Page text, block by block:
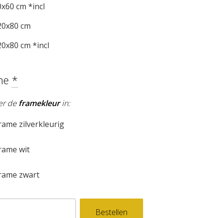
cm *incl
cm
cm *incl
*
deframekleurin:
zilverkleurig
wit
zwart
Bestellen